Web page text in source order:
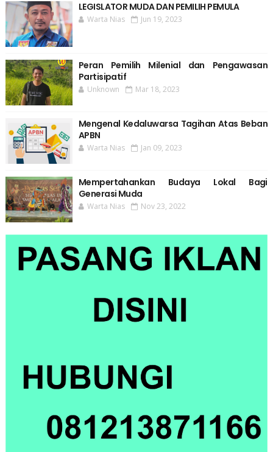
LEGISLATOR MUDA DAN PEMILIH PEMULA
Warta Nias Jun 19, 2023
Peran Pemilih Milenial dan Pengawasan
Partisipatif
Unknown Mar 18, 2023
Mengenal Kedaluwarsa Tagihan Atas Beban
APBN
Warta Nias Jan 09, 2023
Mempertahankan Budaya Lokal Bagi
Generasi Muda
Warta Nias Nov 23, 2022